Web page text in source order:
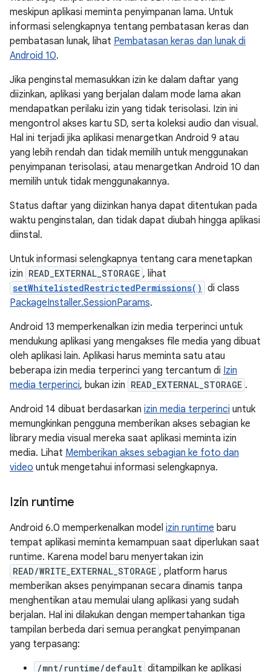
meskipun aplikasi meminta penyimpanan lama. Untuk
informasi selengkapnya tentang pembatasan keras dan
pembatasan lunak, lihat Pembatasan keras dan lunak di
Android 10.
Jika penginstal memasukkan izin ke dalam daftar yang
diizinkan, aplikasi yang berjalan dalam mode lama akan
mendapatkan perilaku izin yang tidak terisolasi. Izin ini
mengontrol akses kartu SD, serta koleksi audio dan visual.
Hal ini terjadi jika aplikasi menargetkan Android 9 atau
yang lebih rendah dan tidak memilih untuk menggunakan
penyimpanan terisolasi, atau menargetkan Android 10 dan
memilih untuk tidak menggunakannya.
Status daftar yang diizinkan hanya dapat ditentukan pada
waktu penginstalan, dan tidak dapat diubah hingga aplikasi
diinstal.
Untuk informasi selengkapnya tentang cara menetapkan
izin READ_EXTERNAL_STORAGE , lihat
setWhitelistedRestrictedPermissions() di class
PackageInstaller.SessionParams.
Android 13 memperkenalkan izin media terperinci untuk
mendukung aplikasi yang mengakses file media yang dibuat
oleh aplikasi lain. Aplikasi harus meminta satu atau
beberapa izin media terperinci yang tercantum di Izin
media terperinci, bukan izin READ_EXTERNAL_STORAGE .
Android 14 dibuat berdasarkan izin media terperinci untuk
memungkinkan pengguna memberikan akses sebagian ke
library media visual mereka saat aplikasi meminta izin
media. Lihat Memberikan akses sebagian ke foto dan
video untuk mengetahui informasi selengkapnya.
Izin runtime
Android 6.0 memperkenalkan model izin runtime baru
tempat aplikasi meminta kemampuan saat diperlukan saat
runtime. Karena model baru menyertakan izin
READ/WRITE_EXTERNAL_STORAGE , platform harus
memberikan akses penyimpanan secara dinamis tanpa
menghentikan atau memulai ulang aplikasi yang sudah
berjalan. Hal ini dilakukan dengan mempertahankan tiga
tampilan berbeda dari semua perangkat penyimpanan
yang terpasang:
/mnt/runtime/default ditampilkan ke aplikasi